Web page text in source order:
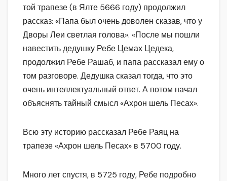
той трапезе (в Ялте 5666 году) продолжил
рассказ: «Папа был очень доволен сказав, что у
Дворы Леи светлая голова». «После мы пошли
навестить дедушку Ребе Цемах Цедека,
продолжил Ребе Рашаб, и папа рассказал ему о
том разговоре. Дедушка сказал тогда, что это
очень интеллектуальный ответ. А потом начал
объяснять тайный смысл «Ахрон шель Песах».
Всю эту историю рассказал Ребе Раяц на
трапезе «Ахрон шель Песах» в 5700 году.
Много лет спустя, в 5725 году, Ребе подробно